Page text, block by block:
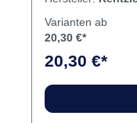
Varianten ab
20,30 €*
20,30 €*